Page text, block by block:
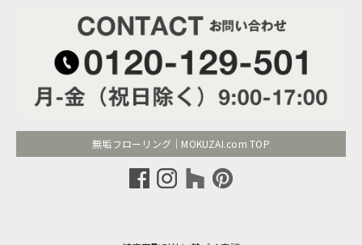
無垢フローリング｜MOKUZAI.com TOP